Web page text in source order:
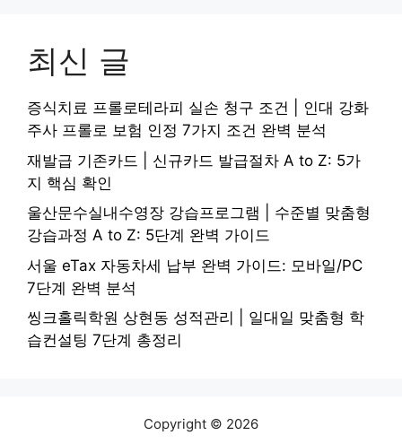
최신 글
증식치료 프롤로테라피 실손 청구 조건 | 인대 강화
주사 프롤로 보험 인정 7가지 조건 완벽 분석
재발급 기존카드 | 신규카드 발급절차 A to Z: 5가
지 핵심 확인
울산문수실내수영장 강습프로그램 | 수준별 맞춤형
강습과정 A to Z: 5단계 완벽 가이드
서울 eTax 자동차세 납부 완벽 가이드: 모바일/PC
7단계 완벽 분석
씽크홀릭학원 상현동 성적관리 | 일대일 맞춤형 학
습컨설팅 7단계 총정리
Copyright © 2026